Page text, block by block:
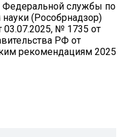
Федеральной службы по
(Рособрнадзор)
№ 1735 от
РФ от
рекомендациям 2025